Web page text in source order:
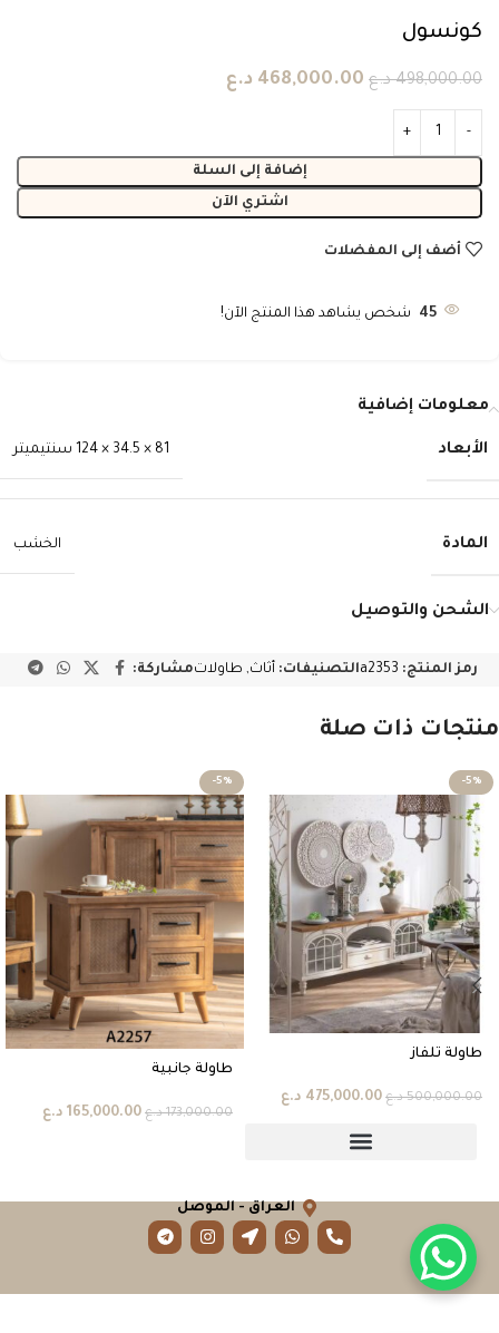
كونسول
498,000.00 د.ع 468,000.00 د.ع
إضافة إلى السلة
اشتري الآن
أضف إلى المفضلات
45 شخص يشاهد هذا المنتج الآن!
معلومات إضافية
الأبعاد 81 × 34.5 × 124 سنتيميتر
المادة الخشب
الشحن والتوصيل
رمز المنتج: a2353التصنيفات: أثاث, طاولاتمشاركة:
منتجات ذات صلة
-5%
طاولة تلفاز
500,000.00 د.ع 475,000.00 د.ع
-5%
طاولة جانبية
173,000.00 د.ع 165,000.00 د.ع
العراق - الموصل